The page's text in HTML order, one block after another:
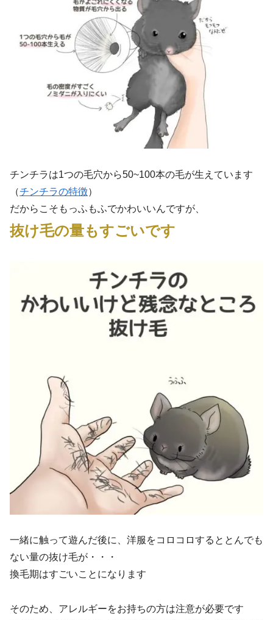
チンチラは1つの毛穴から50~100本の毛が生えています
（チンチラの特徴）
だからこそもっふもふでかわいいんですが、
抜け毛の量もすごいです
一緒に触って遊んだ後に、洋服をコロコロするととんでも
ない量の抜け毛が・・・
換毛期はすごいことになります
そのため、アレルギーをお持ちの方は注意が必要です